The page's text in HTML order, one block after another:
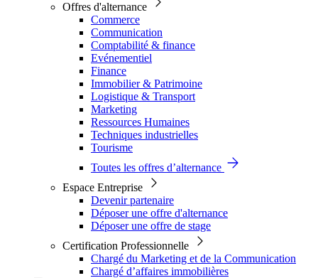
Offres d'alternance
Commerce
Communication
Comptabilité & finance
Evénementiel
Finance
Immobilier & Patrimoine
Logistique & Transport
Marketing
Ressources Humaines
Techniques industrielles
Tourisme
Toutes les offres d’alternance
Espace Entreprise
Devenir partenaire
Déposer une offre d'alternance
Déposer une offre de stage
Certification Professionnelle
Chargé du Marketing et de la Communication
Chargé d’affaires immobilières